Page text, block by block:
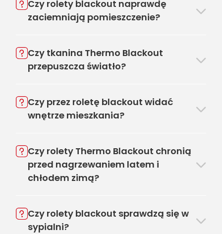
Czy rolety blackout naprawdę
zaciemniają pomieszczenie?
Czy tkanina Thermo Blackout
przepuszcza światło?
Czy przez roletę blackout widać
wnętrze mieszkania?
Czy rolety Thermo Blackout chronią
przed nagrzewaniem latem i
chłodem zimą?
Czy rolety blackout sprawdzą się w
sypialni?